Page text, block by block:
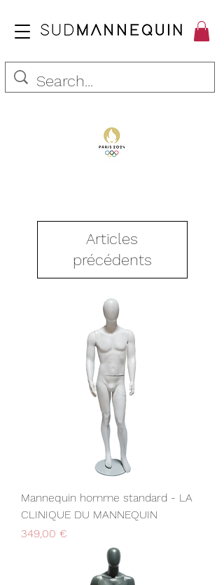
Articles
précédents
Mannequin homme standard - LA
CLINIQUE DU MANNEQUIN
Prix
349,00 €